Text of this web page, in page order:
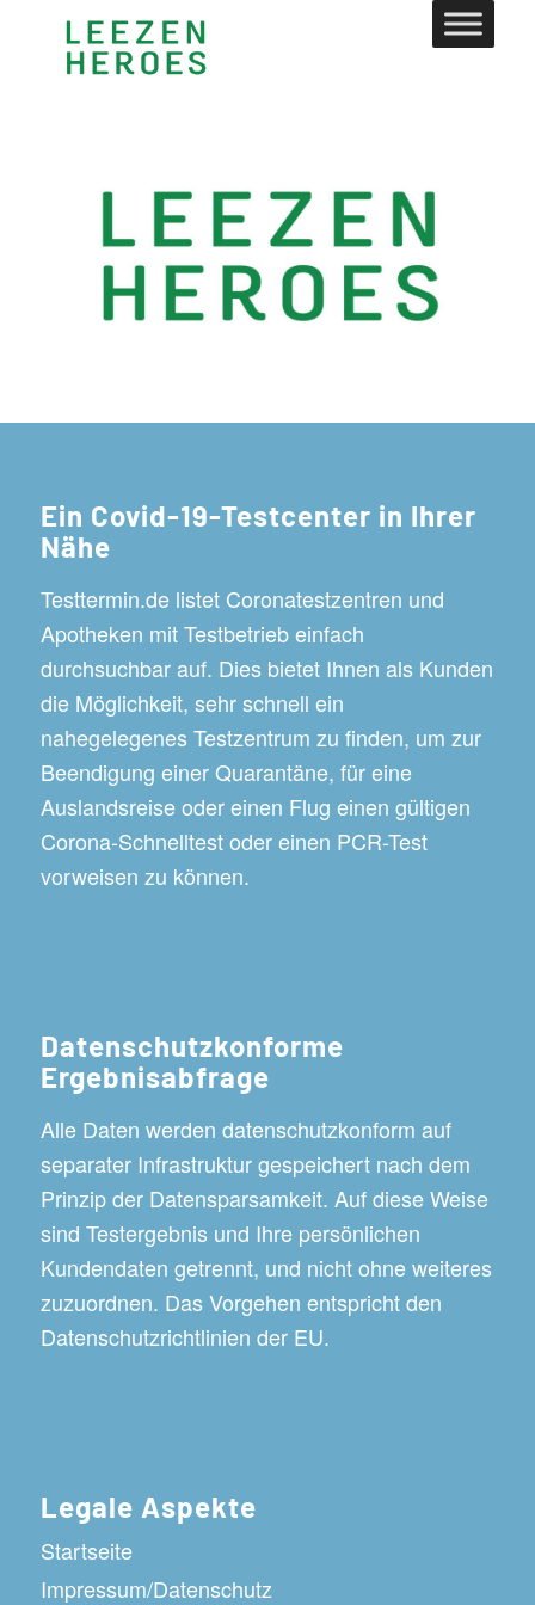
Ein Covid-19-Testcenter in Ihrer
Nähe
Testtermin.de listet Coronatestzentren und
Apotheken mit Testbetrieb einfach
durchsuchbar auf. Dies bietet Ihnen als Kunden
die Möglichkeit, sehr schnell ein
nahegelegenes Testzentrum zu finden, um zur
Beendigung einer Quarantäne, für eine
Auslandsreise oder einen Flug einen gültigen
Corona-Schnelltest oder einen PCR-Test
vorweisen zu können.
Datenschutzkonforme
Ergebnisabfrage
Alle Daten werden datenschutzkonform auf
separater Infrastruktur gespeichert nach dem
Prinzip der Datensparsamkeit. Auf diese Weise
sind Testergebnis und Ihre persönlichen
Kundendaten getrennt, und nicht ohne weiteres
zuzuordnen. Das Vorgehen entspricht den
Datenschutzrichtlinien der EU.
Legale Aspekte
Startseite
Impressum/Datenschutz